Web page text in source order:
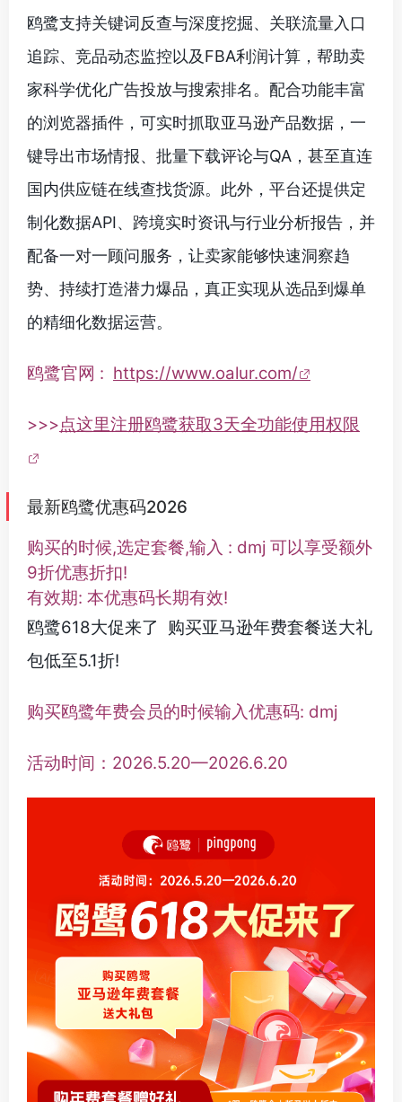
鸥鹭支持关键词反查与深度挖掘、关联流量入口
追踪、竞品动态监控以及FBA利润计算，帮助卖
家科学优化广告投放与搜索排名。配合功能丰富
的浏览器插件，可实时抓取亚马逊产品数据，一
键导出市场情报、批量下载评论与QA，甚至直连
国内供应链在线查找货源。此外，平台还提供定
制化数据API、跨境实时资讯与行业分析报告，并
配备一对一顾问服务，让卖家能够快速洞察趋
势、持续打造潜力爆品，真正实现从选品到爆单
的精细化数据运营。
鸥鹭官网 : https://www.oalur.com/
>>>点这里注册鸥鹭获取3天全功能使用权限
最新鸥鹭优惠码2026
购买的时候,选定套餐,输入 : dmj 可以享受额外
9折优惠折扣!
有效期: 本优惠码长期有效!
鸥鹭618大促来了 购买亚马逊年费套餐送大礼
包低至5.1折!
购买鸥鹭年费会员的时候输入优惠码: dmj
活动时间：2026.5.20—2026.6.20